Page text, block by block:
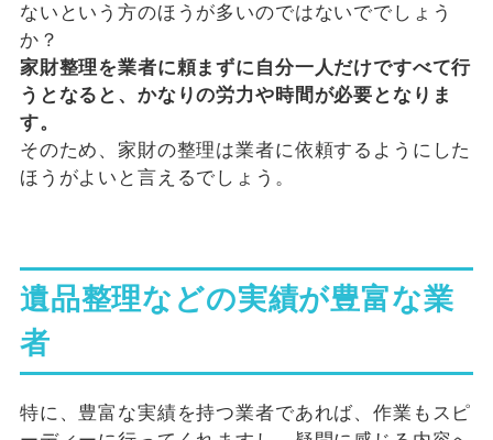
ないという方のほうが多いのではないででしょう
か？
家財整理を業者に頼まずに自分一人だけですべて行
うとなると、かなりの労力や時間が必要となりま
す。
そのため、家財の整理は業者に依頼するようにした
ほうがよいと言えるでしょう。
遺品整理などの実績が豊富な業
者
特に、豊富な実績を持つ業者であれば、作業もスピ